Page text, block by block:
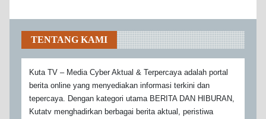
TENTANG KAMI
Kuta TV – Media Cyber Aktual & Terpercaya adalah portal
berita online yang menyediakan informasi terkini dan
tepercaya. Dengan kategori utama BERITA DAN HIBURAN,
Kutatv menghadirkan berbagai berita aktual, peristiwa